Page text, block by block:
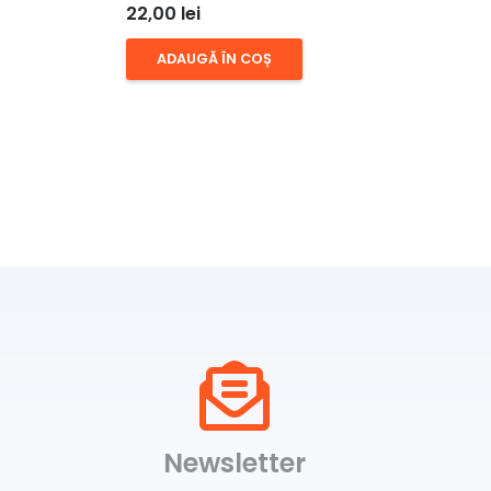
22,00 lei
ADAUGĂ ÎN COȘ
Newsletter